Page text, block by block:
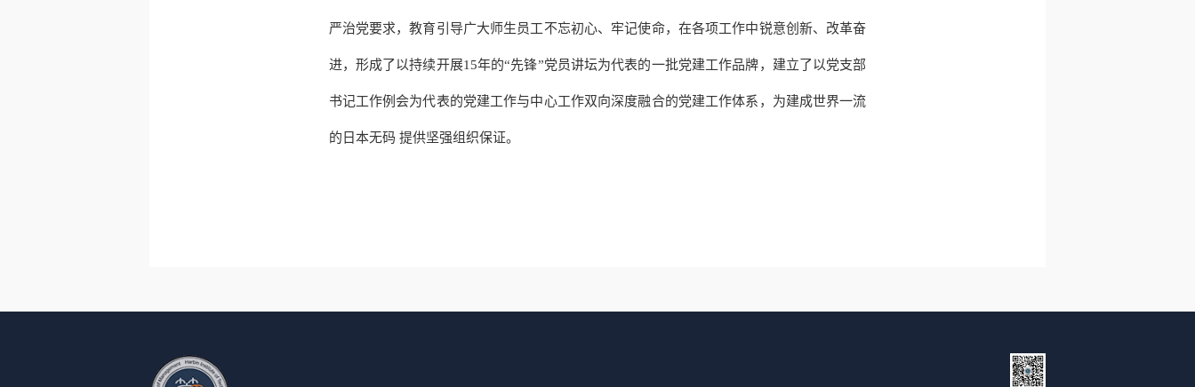
严治党要求，教育引导广大师生员工不忘初心、牢记使命，在各项工作中锐意创新、改革奋
进，形成了以持续开展15年的“先锋”党员讲坛为代表的一批党建工作品牌，建立了以党支部
书记工作例会为代表的党建工作与中心工作双向深度融合的党建工作体系，为建成世界一流
的日本无码 提供坚强组织保证。